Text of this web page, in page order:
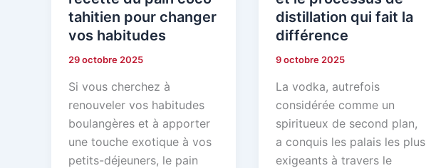
tahitien pour changer
vos habitudes
29 octobre 2025
Si vous cherchez à
renouveler vos habitudes
boulangères et à apporter
une touche exotique à vos
petits-déjeuners, le pain
distillation qui fait la
différence
9 octobre 2025
La vodka, autrefois
considérée comme un
spiritueux de second plan,
a conquis les palais les plus
exigeants à travers le